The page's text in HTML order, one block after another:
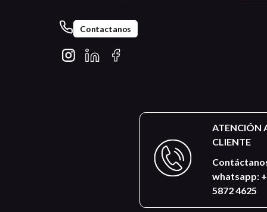
Contactanos
ATENCIÓN
CLIENTE
whatsapp:
5872 4625